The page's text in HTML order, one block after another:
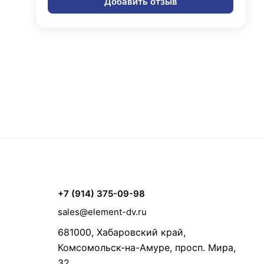
+7 (914) 375-09-98
sales@element-dv.ru
681000, Хабаровский край,
Комсомольск-на-Амуре, просп. Мира,